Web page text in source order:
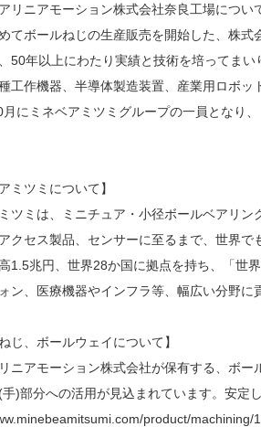
アリニアモーション株式会社奈良工場につい
てボールねじの生産販売を開始した、株
50年以上にわたり実績と技術を培ってまい
工作機器、半導体製造装置、産業用ロボ
月にミネベアミツミグループの一員となり
ミツミについて】
ツミは、ミニチュア・小径ボールベアリ
クセス製品、センサーに至るまで、世界
1.5兆円、世界28か国に拠点を持ち、「世
ン、医療機器やインフラ等、幅広い分野に
じ、ボールウェイについて】
ニアモーション株式会社が保有する、ボ
)部分への活用が見込まれています。安定
product/machining/